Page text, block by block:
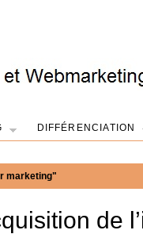
DIFFÉRENCIATION
marketing"
de